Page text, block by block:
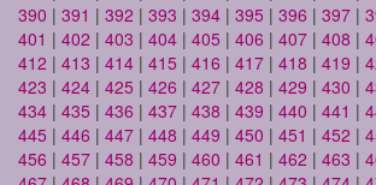
390 | 391 | 392 | 393 | 394 | 395 | 396 | 397 |
401 | 402 | 403 | 404 | 405 | 406 | 407 | 408 |
412 | 413 | 414 | 415 | 416 | 417 | 418 | 419 |
423 | 424 | 425 | 426 | 427 | 428 | 429 | 430 |
434 | 435 | 436 | 437 | 438 | 439 | 440 | 441 |
445 | 446 | 447 | 448 | 449 | 450 | 451 | 452 |
456 | 457 | 458 | 459 | 460 | 461 | 462 | 463 |